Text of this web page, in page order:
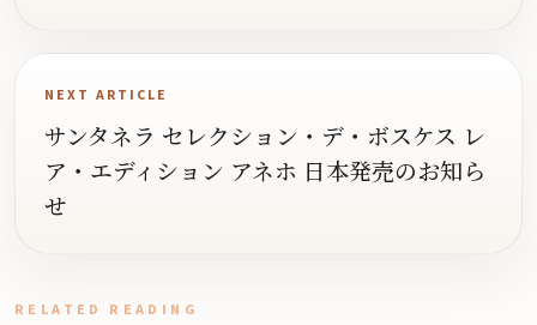
NEXT ARTICLE
サンタネラ セレクション・デ・ボスケス レ
ア・エディション アネホ 日本発売のお知ら
せ
RELATED READING